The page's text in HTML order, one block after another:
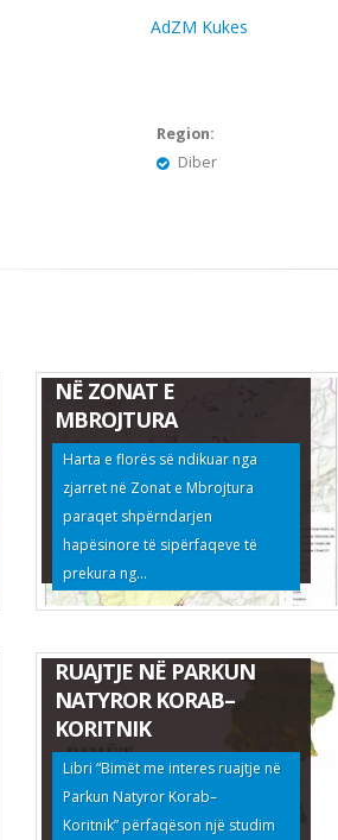
AdZM Kukes
Region:
Diber
NË ZONAT E
MBROJTURA
Harta e florës së ndikuar nga
zjarret në Zonat e Mbrojtura
paraqet shpërndarjen
hapësinore të sipërfaqeve të
prekura ng...
RUAJTJE NË PARKUN
NATYROR KORAB–
KORITNIK
Libri “Bimët me interes ruajtje në
Parkun Natyror Korab–
Koritnik” përfaqëson një studim